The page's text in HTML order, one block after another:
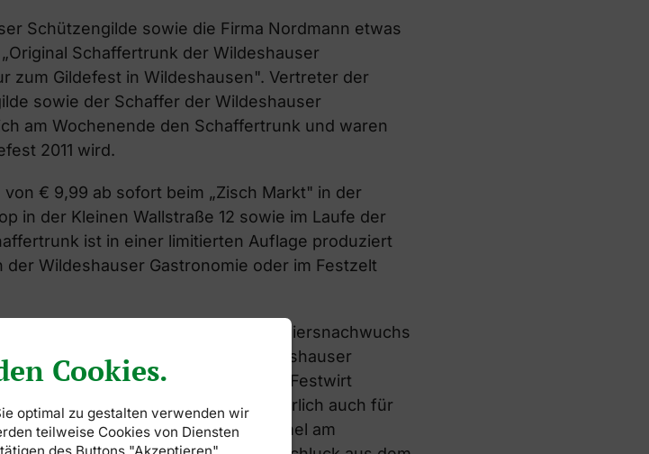
Schützengilde sowie die Firma Nordmann etwas
Schaffertrunk der Wildeshauser
zum Gildefest in Wildeshausen". Vertreter der
sowie der Schaffer der Wildeshauser
am Wochenende den Schaffertrunk und waren
2011 wird.
€ 9,99 ab sofort beim „Zisch Markt" in der
in der Kleinen Wallstraße 12 sowie im Laufe der
ist in einer limitierten Auflage produziert
Wildeshauser Gastronomie oder im Festzelt
aktuell Arne Tschöpe ist der Offiziersnachwuchs
von Wahlmännern der Wildeshauser
Der Schaffer war historisch wie ein Festwirt
Ablauf des Gildefestes, somit natürlich auch für
Nach der Verpflichtungsformel am
Cookies.
optimal zu gestalten verwenden wir
teilweise Cookies von Diensten